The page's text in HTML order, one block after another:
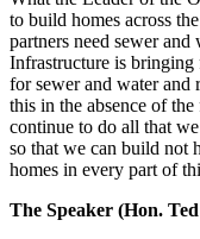
to build homes across
partners need sewer
Infrastructure is bringing
for sewer and water and
this in the absence of
continue to do all that
so that we can build not
homes in every part of
The Speaker (Hon.